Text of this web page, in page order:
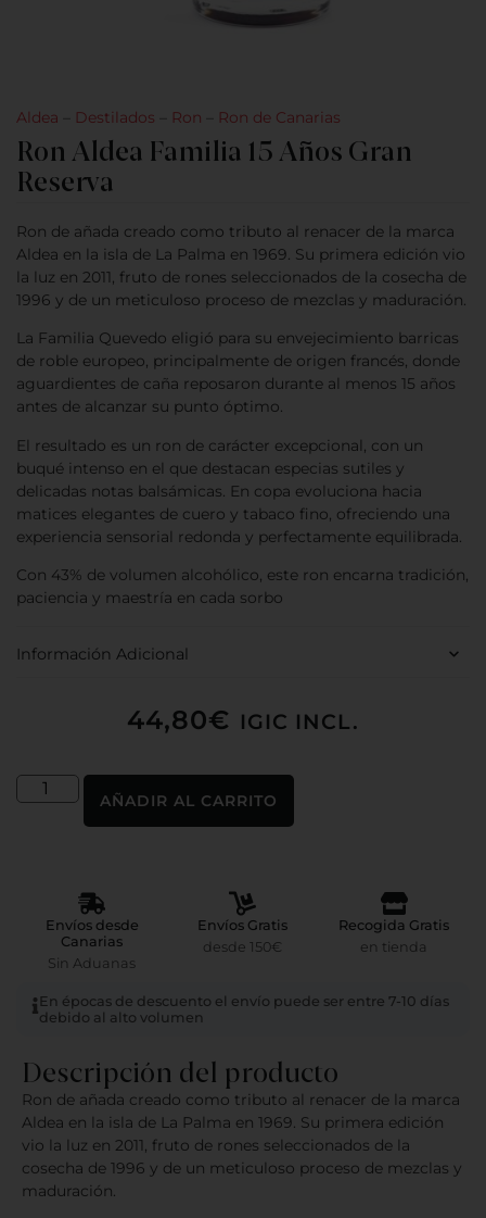
Aldea Destilados Ron Ron de Canarias
Ron Aldea Familia 15 Años Gran
Reserva
Ron de añada creado como tributo al renacer de la marca
Aldea en la isla de La Palma en 1969. Su primera edición vio
la luz en 2011, fruto de rones seleccionados de la cosecha de
1996 y de un meticuloso proceso de mezclas y maduración.
La Familia Quevedo eligió para su envejecimiento barricas
de roble europeo, principalmente de origen francés, donde
aguardientes de caña reposaron durante al menos 15 años
antes de alcanzar su punto óptimo.
El resultado es un ron de carácter excepcional, con un
buqué intenso en el que destacan especias sutiles y
delicadas notas balsámicas. En copa evoluciona hacia
matices elegantes de cuero y tabaco fino, ofreciendo una
experiencia sensorial redonda y perfectamente equilibrada.
Con 43% de volumen alcohólico, este ron encarna tradición,
paciencia y maestría en cada sorbo
Información Adicional
44,80€ IGIC INCL.
AÑADIR AL CARRITO
Envíos desde
Canarias
Sin Aduanas
Envíos Gratis
desde 150€
Recogida Gratis
en tienda
En épocas de descuento el envío puede ser entre 7-10 días
debido al alto volumen
Descripción del producto
Ron de añada creado como tributo al renacer de la marca
Aldea en la isla de La Palma en 1969. Su primera edición
vio la luz en 2011, fruto de rones seleccionados de la
cosecha de 1996 y de un meticuloso proceso de mezclas y
maduración.